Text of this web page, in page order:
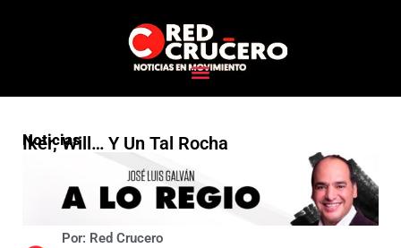
Noticias
Iker, Will… Y Un Tal Rocha
Por: Red Crucero